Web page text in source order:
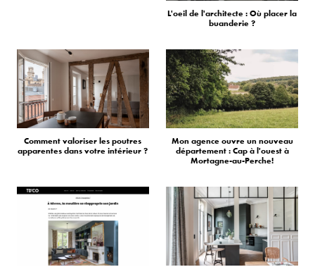
L'oeil de l'architecte : Où placer la
buanderie ?
Comment valoriser les poutres
apparentes dans votre intérieur ?
Mon agence ouvre un nouveau
département : Cap à l'ouest à
Mortagne-au-Perche!